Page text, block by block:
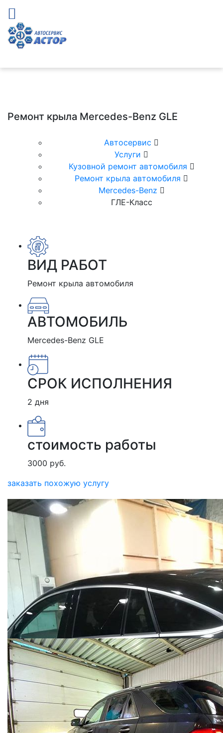
Ремонт крыла Mercedes-Benz GLE
Автосервис
Услуги
Кузовной ремонт автомобиля
Ремонт крыла автомобиля
Mercedes-Benz
ГЛЕ-Класс
ВИД РАБОТ
Ремонт крыла автомобиля
АВТОМОБИЛЬ
Mercedes-Benz GLE
СРОК ИСПОЛНЕНИЯ
2 дня
стоимость работы
3000 руб.
заказать похожую услугу